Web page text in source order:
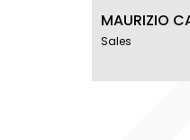
MAURIZIO
Sales